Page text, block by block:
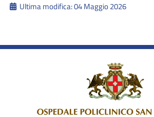
Ultima modifica: 04 Maggio 2026